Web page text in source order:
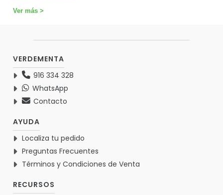
Ver más >
VERDEMENTA
916 334 328
WhatsApp
Contacto
AYUDA
Localiza tu pedido
Preguntas Frecuentes
Términos y Condiciones de Venta
RECURSOS